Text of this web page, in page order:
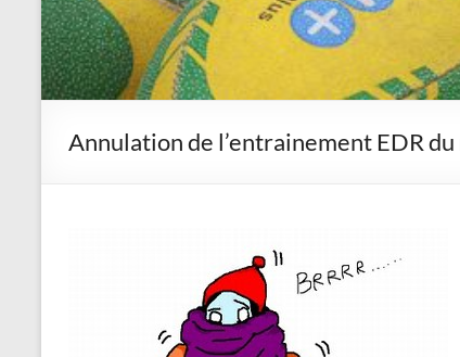
Annulation de l’entrainement EDR